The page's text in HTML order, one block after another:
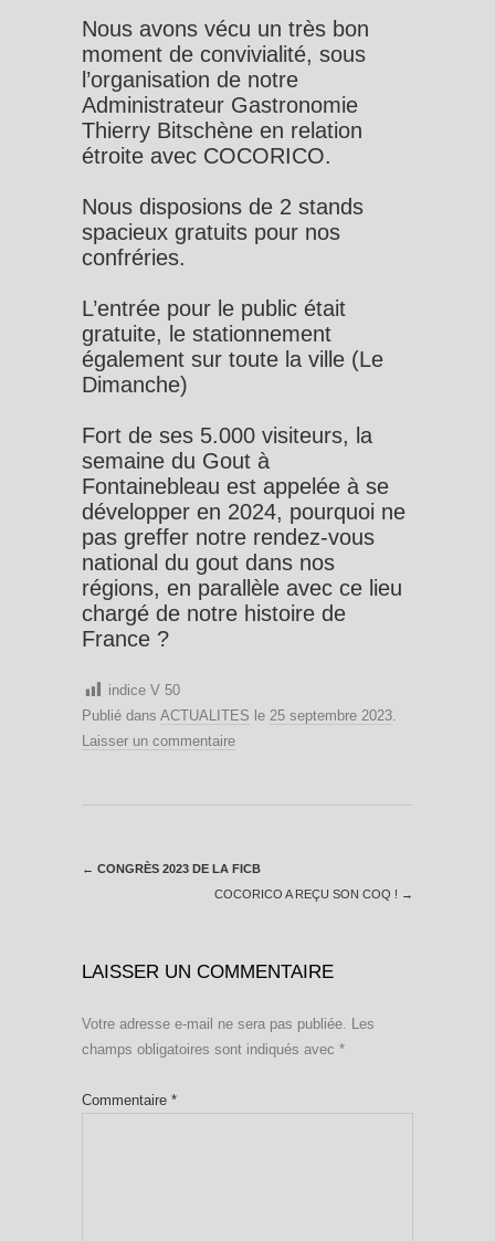
Nous avons vécu un très bon
moment de convivialité, sous
l’organisation de notre
Administrateur Gastronomie
Thierry Bitschène en relation
étroite avec COCORICO.
Nous disposions de 2 stands
spacieux gratuits pour nos
confréries.
L’entrée pour le public était
gratuite, le stationnement
également sur toute la ville (Le
Dimanche)
Fort de ses 5.000 visiteurs, la
semaine du Gout à
Fontainebleau est appelée à se
développer en 2024, pourquoi ne
pas greffer notre rendez-vous
national du gout dans nos
régions, en parallèle avec ce lieu
chargé de notre histoire de
France ?
indice V 50
Publié dans ACTUALITES le 25 septembre 2023.
Laisser un commentaire
← CONGRÈS 2023 DE LA FICB
COCORICO A REÇU SON COQ ! →
LAISSER UN COMMENTAIRE
Votre adresse e-mail ne sera pas publiée. Les
champs obligatoires sont indiqués avec *
Commentaire *